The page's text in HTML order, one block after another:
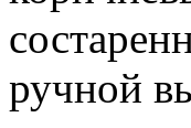
ручной